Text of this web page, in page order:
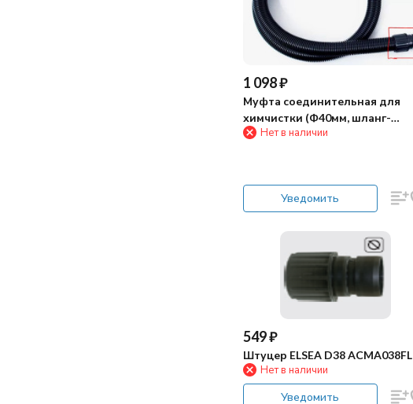
1 098₽
Муфта соединительная для
химчистки (Ф40мм, шланг-
пылесос)
Нет в наличии
Уведомить
549₽
Штуцер ELSEA D38 ACMA038FL
Нет в наличии
Уведомить